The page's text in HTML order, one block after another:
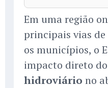
Em uma região
principais vias
os municípios, o
impacto direto do
hidroviário no